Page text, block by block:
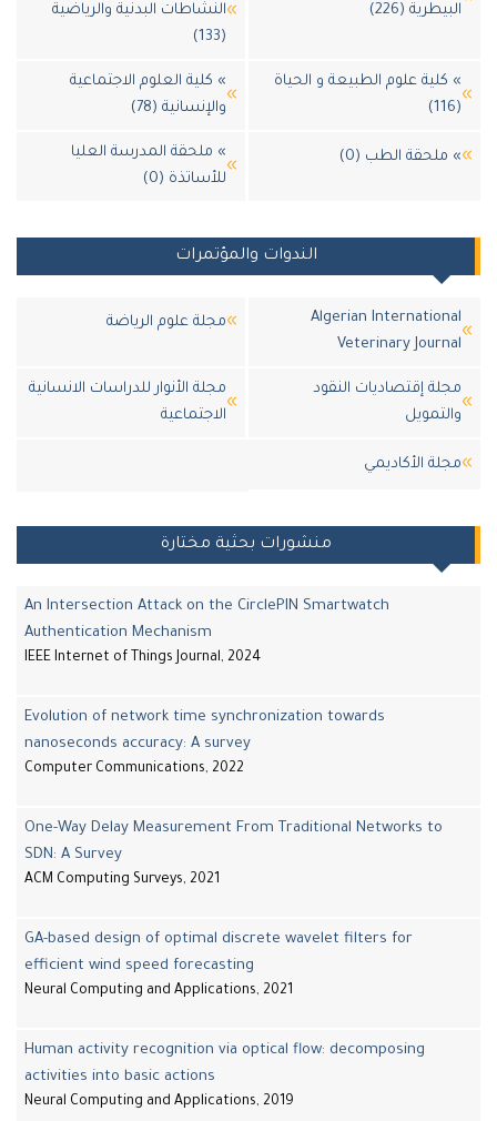
(226)
النشاطات البدنية والرياضية
علوم الطبيعة و الحياة
» كلية العلوم الاجتماعية
والإنسانية (78)
الطب (0)
» ملحقة المدرسة العليا
للأساتذة (0)
الندوات والمؤتمرات
Algerian
Veterinary
مجلة علوم الرياضة
إقتصاديات النقود
مجلة الأنوار للدراسات الانسانية
الاجتماعية
اﻷكاديمي
منشورات بحثية مختارة
An Intersection Attack on the CirclePIN Smartwatch
Authentication Mechanism
IEEE Internet of Things Journal, 2024
Evolution of network time synchronization towards
nanoseconds accuracy: A survey
Computer Communications, 2022
One-Way Delay Measurement From Traditional Networks to
SDN: A Survey
ACM Computing Surveys, 2021
GA-based design of optimal discrete wavelet filters for
efficient wind speed forecasting
Neural Computing and Applications, 2021
Human activity recognition via optical flow: decomposing
activities into basic actions
Neural Computing and Applications, 2019